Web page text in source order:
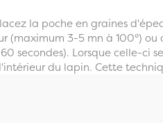
la poche en graines
(maximum 3-5 mn à 100°)
secondes). Lorsque celle-ci
du lapin. Cette